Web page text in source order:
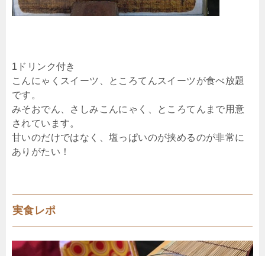
1ドリンク付き
こんにゃくスイーツ、ところてんスイーツが食べ放題
です。
みそおでん、さしみこんにゃく、ところてんまで用意
されています。
甘いのだけではなく、塩っぱいのが挟めるのが非常に
ありがたい！
実食レポ